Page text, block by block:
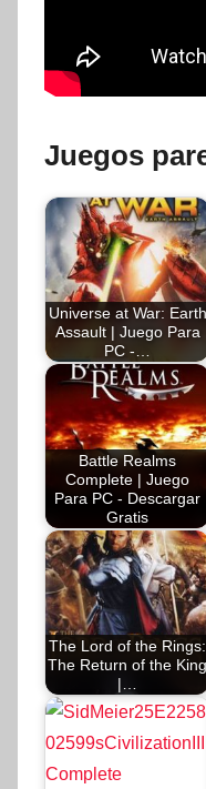
Juegos
Universe at War: Earth
Assault | Juego Para
PC -…
Battle Realms
Complete | Juego
Para PC - Descargar
Gratis
The Lord of the Rings:
The Return of the King
|…